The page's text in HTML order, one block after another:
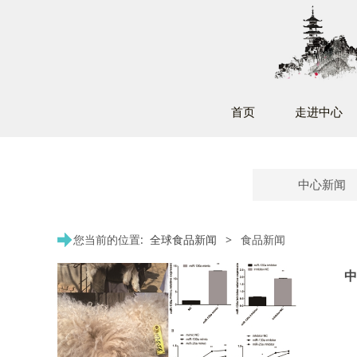
首页 走进中心
中心新闻
您当前的位置: 全球食品新闻 > 食品新闻